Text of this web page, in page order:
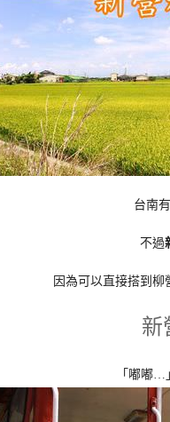
台南
不過
因為可以直接搭到柳
新
「嘟嘟…